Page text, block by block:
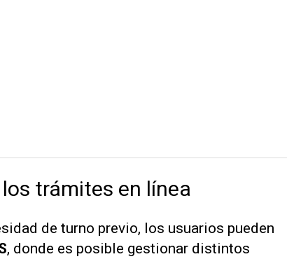
trámites en línea
de turno previo, los usuarios pueden
, donde es posible gestionar distintos